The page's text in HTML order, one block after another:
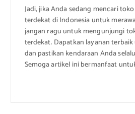
Jadi, jika Anda sedang mencari
terdekat di Indonesia untuk
jangan ragu untuk mengunjungi
terdekat. Dapatkan layanan
dan pastikan kendaraan Anda
Semoga artikel ini bermanfaat